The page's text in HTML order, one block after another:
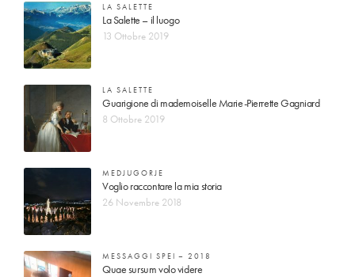
LA SALETTE
La Salette – il luogo
13 Ottobre 2019
LA SALETTE
Guarigione di mademoiselle Marie-Pierrette Gagniard
8 Ottobre 2019
MEDJUGORJE
Voglio raccontare la mia storia
26 Novembre 2018
MESSAGGI SPEI – 2018
Quae sursum volo videre